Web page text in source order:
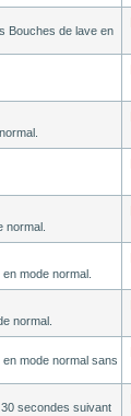
Bouches de lave en
normal.
mode normal.
normal.
mode normal sans
secondes suivant